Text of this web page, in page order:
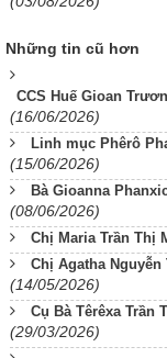
Những tin cũ hơn
CCS Huế Gioan
(16/06/2026)
Linh mục Phêrô
(15/06/2026)
Bà Gioanna
(08/06/2026)
Chị Maria Trần Thị
Chị Agatha
(14/05/2026)
Cụ Bà Têrêxa Trần
(29/03/2026)